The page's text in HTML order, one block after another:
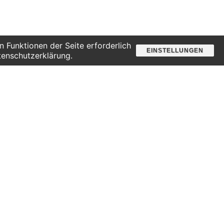
Funktionen der Seite erforderlich
EINSTELLUNGEN